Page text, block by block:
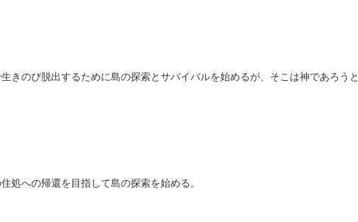
のび脱出するために島の探索とサバイバルを始めるが、そこは神であろうと
への帰還を目指して島の探索を始める。